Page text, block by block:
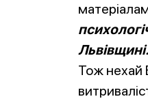
Львівщині.
Тож нехай